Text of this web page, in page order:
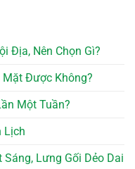
Địa, Nên Chọn Gì?
Được Không?
Một Tuần?
Lịch
Lưng Gối Dẻo Dai